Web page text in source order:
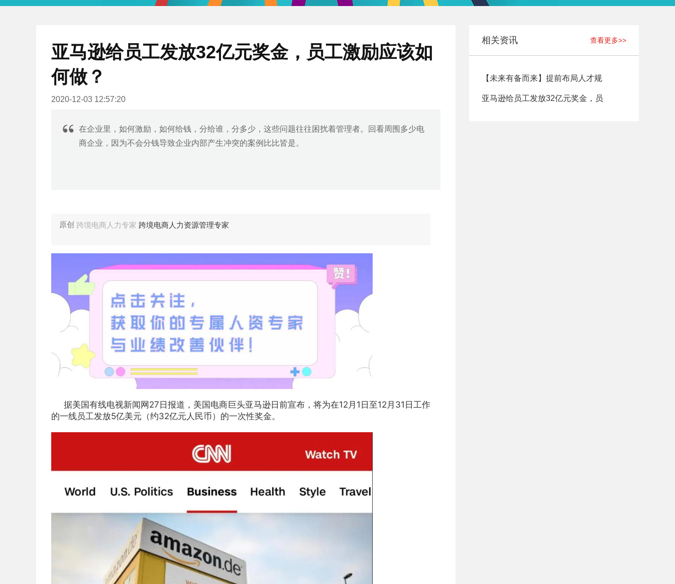
亚马逊给员工发放32亿元奖金，员工激励应该如
何做？
2020-12-03 12:57:20
在企业里，如何激励，如何给钱，分给谁，分多少，这些问题往往困扰着管理者。回看周围多少电
商企业，因为不会分钱导致企业内部产生冲突的案例比比皆是。
原创 跨境电商人力专家 跨境电商人力资源管理专家
据美国有线电视新闻网27日报道，美国电商巨头亚马逊日前宣布，将为在12月1日至12月31日工作
的一线员工发放5亿美元（约32亿元人民币）的一次性奖金。
相关资讯 查看更多>>
【未来有备而来】提前布局人才规
亚马逊给员工发放32亿元奖金，员